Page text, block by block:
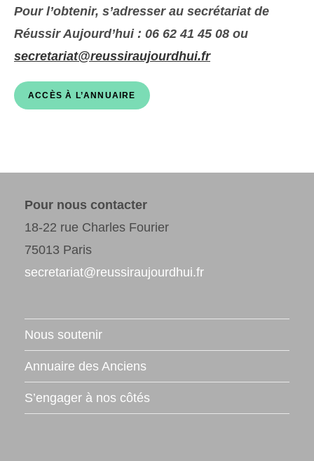
Pour l’obtenir, s’adresser au secrétariat de
Réussir Aujourd’hui : 06 62 41 45 08 ou
secretariat@reussiraujourdhui.fr
ACCÈS À L’ANNUAIRE
Pour nous contacter
18-22 rue Charles Fourier
75013 Paris
secretariat@reussiraujourdhui.fr
Nous soutenir
Annuaire des Anciens
S’engager à nos côtés